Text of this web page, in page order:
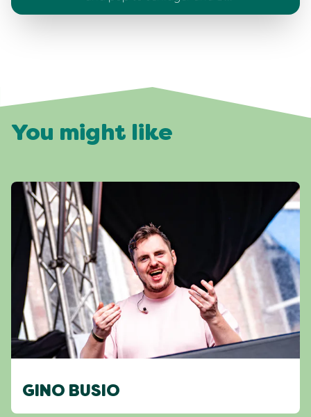
You might like
GINO BUSIO